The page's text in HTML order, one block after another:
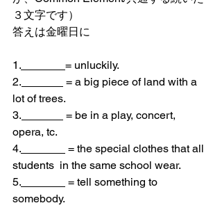
３文字です）
答えは金曜日に
1.
= unluckily.
2.
= a big piece of land with a
lot of trees.
3.
= be in a play, concert,
opera, tc.
4.
= the special clothes that all
students  in the same school wear.
5.
= tell something to
somebody.